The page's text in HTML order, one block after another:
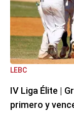
LEBC
IV Liga Élite |
primero y